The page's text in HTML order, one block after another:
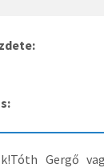
Gergő